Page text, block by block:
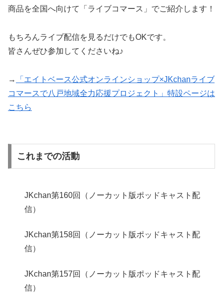
商品を全国へ向けて「ライブコマース」でご紹介します！
もちろんライブ配信を見るだけでもOKです。
皆さんぜひ参加してくださいね♪
→
「エイトベース公式オンラインショップ×JKchanライブ
コマースで八戸地域全力応援プロジェクト」特設ページは
こちら
これまでの活動
JKchan第160回（ノーカット版ポッドキャスト配
信）
JKchan第158回（ノーカット版ポッドキャスト配
信）
JKchan第157回（ノーカット版ポッドキャスト配
信）